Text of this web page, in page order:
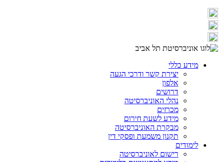
מידע כללי
יצירת קשר ודרכי הגעה
אלפון
דרושים
נהלי האוניברסיטה
מכרזים
מידע לשעת חירום
מבקרת האוניברסיטה
תקנון משמעת ופסקי דין
לימודים
רישום לאוניברסיטה